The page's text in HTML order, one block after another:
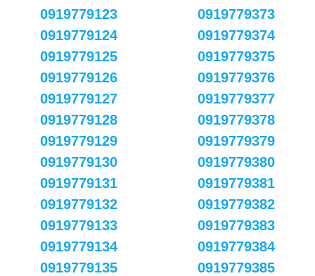
0919779123
0919779124
0919779125
0919779126
0919779127
0919779128
0919779129
0919779130
0919779131
0919779132
0919779133
0919779134
0919779135
0919779373
0919779374
0919779375
0919779376
0919779377
0919779378
0919779379
0919779380
0919779381
0919779382
0919779383
0919779384
0919779385